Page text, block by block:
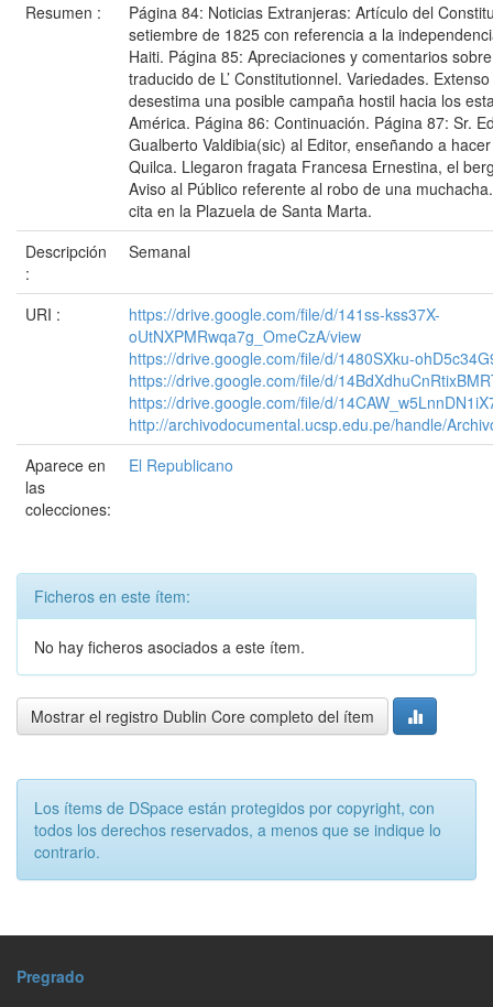
Resumen :
Página 84: Noticias Extranjeras: Artículo del
setiembre de 1825 con referencia a la
Haiti. Página 85: Apreciaciones y comentarios
traducido de L’ Constitutionnel. Variedades.
desestima una posible campaña hostil hacia los
América. Página 86: Continuación. Página 87: Sr.
Gualberto Valdibia(sic) al Editor, enseñando a
Quilca. Llegaron fragata Francesa Ernestina, el
Aviso al Público referente al robo de una
cita en la Plazuela de Santa Marta.
Descripción
:
Semanal
URI :
https://drive.google.com/file/d/141ss-kss37X-
oUtNXPMRwqa7g_OmeCzA/view
https://drive.google.com/file/d/1480SXku-
https://drive.google.com/file/d/
https://drive.google.com/file/d/
http://archivodocumental.ucsp.edu.pe/handle/
Aparece en
las
colecciones:
El Republicano
Ficheros en este ítem:
No hay ficheros asociados a este ítem.
Mostrar el registro Dublin Core completo del ítem
Los ítems de DSpace están protegidos por copyright, con
todos los derechos reservados, a menos que se indique lo
contrario.
Pregrado